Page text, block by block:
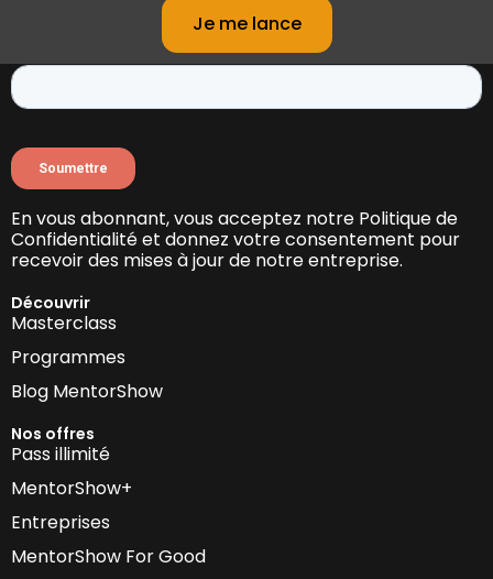
Je me lance
avec la newsletter MentorShow.
En vous abonnant, vous acceptez notre Politique de
Confidentialité et donnez votre consentement pour
recevoir des mises à jour de notre entreprise.
Découvrir
Masterclass
Programmes
Blog MentorShow
Nos offres
Pass illimité
MentorShow+
Entreprises
MentorShow For Good